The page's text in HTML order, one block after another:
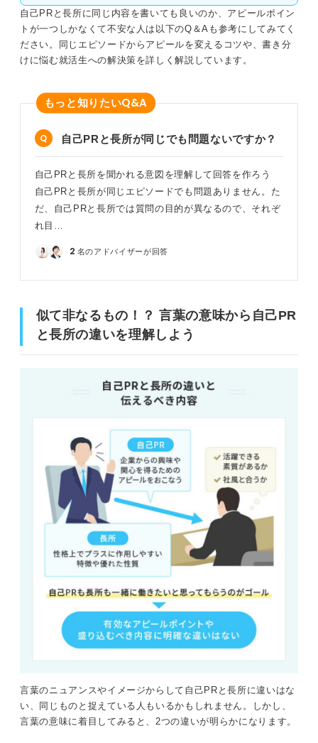
自己PRと長所に同じ内容を書いても良いのか、アピールポイン
トが一つしかなくて不安な人は以下のQ＆Aも参考にしてみてく
ださい。同じエピソードからアピールを変えるコツや、書き分
けに悩む就活生への解決策を詳しく解説しています。
もっと知りたいQ&A
自己PRと長所が同じでも問題ないですか？
自己PRと長所を聞かれる意図を理解して回答を作ろう
自己PRと長所が同じエピソードでも問題ありません。た
だ、自己PRと長所では質問の目的が異なるので、それぞ
れ目…
2 名のアドバイザーが回答
似て非なるもの！？ 言葉の意味から自己PR
と長所の違いを理解しよう
言葉のニュアンスやイメージからして自己PRと長所に違いはな
い、同じものと捉えている人もいるかもしれません。しかし、
言葉の意味に着目してみると、2つの違いが明らかになります。
好奇心旺盛（自己PR）×真面目（長所）
責任感（自己PR）×度胸がある（長所）
自己PRと長所の違いを活かして自分の良さを最大限アピ
ールしよう